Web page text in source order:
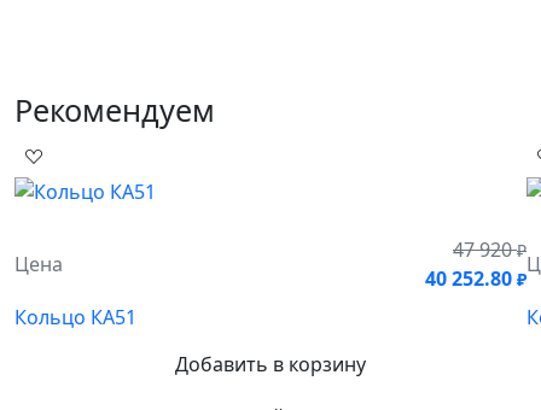
Рекомендуем
Цена
47 920₽
40 252.80 ₽
Кольцо КА51
Добавить в корзину